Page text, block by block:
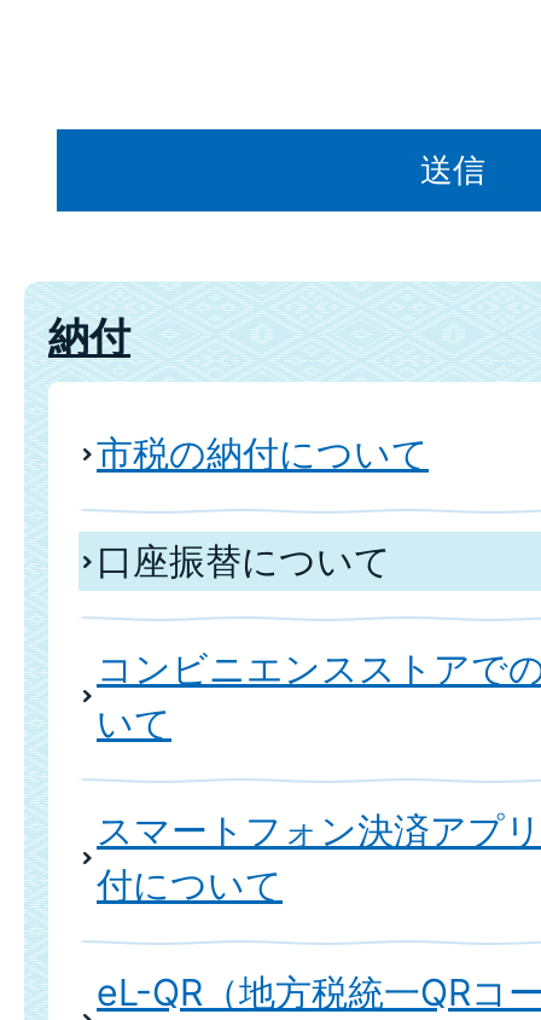
納付
市税の納付について
口座振替について
コンビニエンスストアで
いて
スマートフォン決済アプ
付について
eL-QR（地方税統一QRコ